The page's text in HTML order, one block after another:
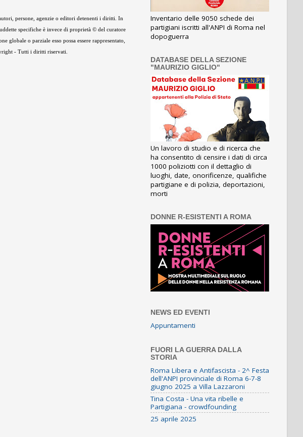
persone, agenzie o editori detenenti i diritti. In
specifiche è invece di proprietà © del curatore
globale o parziale esso possa essere rappresentato,
- Tutti i diritti riservati.
Inventario delle 9050 schede dei
partigiani iscritti all'ANPI di Roma nel
dopoguerra
DATABASE DELLA SEZIONE
"MAURIZIO GIGLIO"
Un lavoro di studio e di ricerca che
ha consentito di censire i dati di circa
1000 poliziotti con il dettaglio di
luoghi, date, onorificenze, qualifiche
partigiane e di polizia, deportazioni,
morti
DONNE R-ESISTENTI A ROMA
NEWS ED EVENTI
Appuntamenti
FUORI LA GUERRA DALLA
STORIA
Roma Libera e Antifascista - 2^ Festa
dell'ANPI provinciale di Roma 6-7-8
giugno 2025 a Villa Lazzaroni
Tina Costa - Una vita ribelle e
Partigiana - crowdfounding
25 aprile 2025